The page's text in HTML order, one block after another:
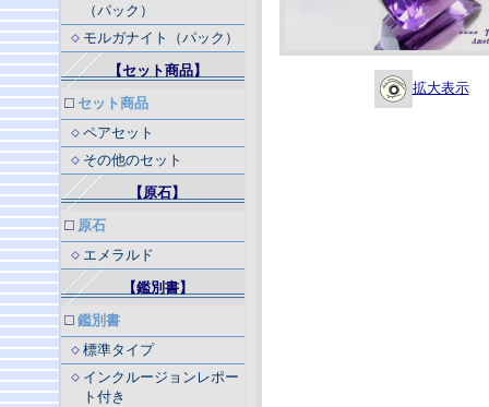
（パック）
モルガナイト（パック）
【セット商品】
セット商品
ペアセット
その他のセット
【原石】
原石
エメラルド
【鑑別書】
鑑別書
標準タイプ
インクルージョンレポー
ト付き
拡大表示